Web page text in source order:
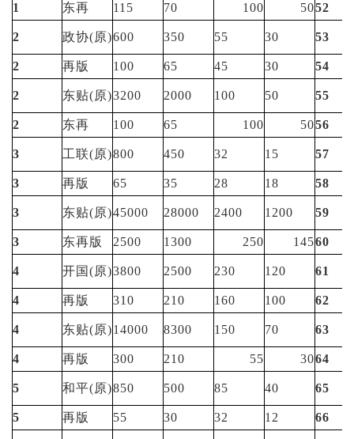
1 东再 115 70 100 5052
2 政协(原)600 350 55 30 53
2 再版 100 65 45 30 54
2 东贴(原)3200 2000 100 50 55
2 东再 100 65 100 5056
3 工联(原)800 450 32 15 57
3 再版 65 35 28 18 58
3 东贴(原)45000 28000 2400 1200 59
3 东再版 2500 1300 250 14560
4 开国(原)3800 2500 230 120 61
4 再版 310 210 160 100 62
4 东贴(原)14000 8300 150 70 63
4 再版 300 210 55 3064
5 和平(原)850 500 85 40 65
5 再版 55 30 32 12 66